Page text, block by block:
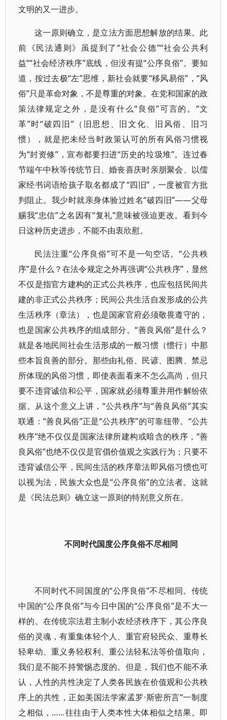
文明的又一进步。
这一原则确立，是立法方面思想解放的结果。此
前《民法通则》虽提到了“社会公德”“社会公共利
益”“社会经济秩序”底线，但没有提“公序良俗”。要知
道，按过去极“左”思维，新社会就要“移风易俗”，“风
俗”只是革命对象，不是尊重的对象。在党和国家的政
策法律规定之外，是没有什么“良俗”可言的。“文
革”时“破四旧”（旧思想、旧文化、旧风俗、旧习
惯），就是把未经当时政策认可的所有风俗习惯视
为“封资修”，宣布都要扫进“历史的垃圾堆”。连过春
节端午中秋等传统节日、婚丧喜庆时亲朋聚会、以儒
家经书词语给孩子取名都成了“四旧”，一度被官方批
判阻止。我少时就亲身体验过姓名“破四旧”——父母
赐我“忠信”之名因有“复礼”意味被强迫更改。看到今
日这种历史进步，不能不由衷欣慰。
民法注重“公序良俗”可不是一句空话。“公共秩
序”是什么？在法令规定之外再强调“公共秩序”，显然
不仅是指官方建构的正式公共秩序，也应包括民间共
建的非正式公共秩序；民间公共生活自发形成的公共
生活秩序（章法），也是国家官府必须敬畏遵守的，
也是国家公共秩序的组成部分。“善良风俗”是什么？
就是各地民间社会生活形成的一般习惯（惯行）中那
些本旨良善的部分。那些由礼俗、民谚、图腾、禁忌
所体现的风俗习惯，即使表面看来不怎么高尚，但只
要不违背诚信和公平，国家就必须尊重并用作解纷依
据。从这个意义上讲，“公共秩序”与“善良风俗”其实
联通：“善良风俗”正是“公共秩序”的可靠纽带。“公共
秩序”绝不仅仅是国家法律所建构或暗含的秩序，“善
良风俗”也绝不仅仅是官倡价值观之实践行为；只要不
违背诚信公平，民间生活的秩序章法即风俗习惯也可
以视为法，民族大众也是“公序良俗”的立法者。这就
是《民法总则》确立这一原则的特别意义所在。
不同时代国度公序良俗不尽相同
不同时代不同国度的“公序良俗”不尽相同。传统
中国的“公序良俗”与今日中国的“公序良俗”是不大一
样的。在传统宗法君主制小农经济秩序下，其公序良
俗的灵魂，有重集体轻个人、重官府轻民众、重尊长
轻卑幼、重义务轻权利、重公法轻私法等价值取向，
我们是不能不持警惕态度的。但是，我们也不能不承
认，人性的共性决定了人类各民族在价值观和公共秩
序上的共性，正如美国法学家孟罗·斯密所言“一制度
之相似，……往往由于人类本性大体相似之结果。即